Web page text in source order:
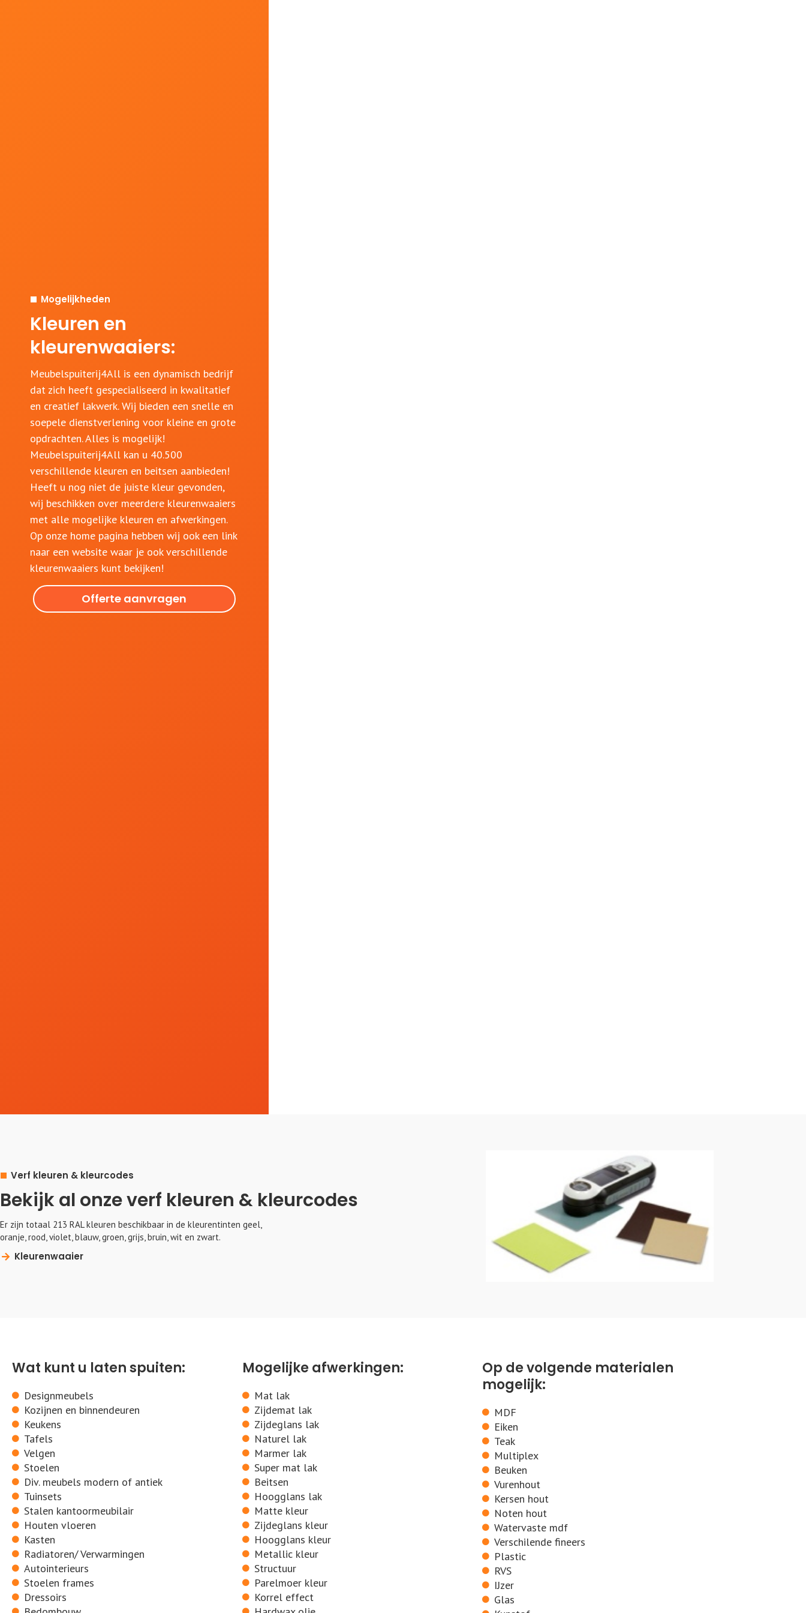
Mogelijkheden
Kleuren en
kleurenwaaiers:
Meubelspuiterij4All is een dynamisch bedrijf
dat zich heeft gespecialiseerd in kwalitatief
en creatief lakwerk. Wij bieden een snelle en
soepele dienstverlening voor kleine en grote
opdrachten. Alles is mogelijk!
Meubelspuiterij4All kan u 40.500
verschillende kleuren en beitsen aanbieden!
Heeft u nog niet de juiste kleur gevonden,
wij beschikken over meerdere kleurenwaaiers
met alle mogelijke kleuren en afwerkingen.
Op onze home pagina hebben wij ook een link
naar een website waar je ook verschillende
kleurenwaaiers kunt bekijken!
Offerte aanvragen
Verf kleuren & kleurcodes
Bekijk al onze verf kleuren & kleurcodes
Er zijn totaal 213 RAL kleuren beschikbaar in de kleurentinten geel,
oranje, rood, violet, blauw, groen, grijs, bruin, wit en zwart.
Kleurenwaaier
Wat kunt u laten spuiten:
Designmeubels
Kozijnen en binnendeuren
Keukens
Tafels
Velgen
Stoelen
Div. meubels modern of antiek
Tuinsets
Stalen kantoormeubilair
Houten vloeren
Kasten
Radiatoren/ Verwarmingen
Autointerieurs
Stoelen frames
Dressoirs
Mogelijke afwerkingen:
Mat lak
Zijdemat lak
Zijdeglans lak
Naturel lak
Marmer lak
Super mat lak
Beitsen
Hoogglans lak
Matte kleur
Zijdeglans kleur
Hoogglans kleur
Metallic kleur
Structuur
Parelmoer kleur
Korrel effect
Op de volgende materialen
mogelijk:
MDF
Eiken
Teak
Multiplex
Beuken
Vurenhout
Kersen hout
Noten hout
Watervaste mdf
Verschilende fineers
Plastic
RVS
IJzer
Glas